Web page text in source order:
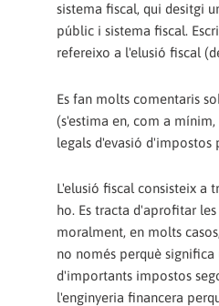
sistema fiscal, qui desitgi
públic i sistema fiscal.
refereixo a l'elusió fiscal
Es fan molts comentaris
(s'estima en, com a
legals d'evasió d'impostos
L'elusió fiscal consisteix a
ho. Es tracta d'aprofitar
moralment, en molts
no només perquè
d'importants impostos
l'enginyeria financera